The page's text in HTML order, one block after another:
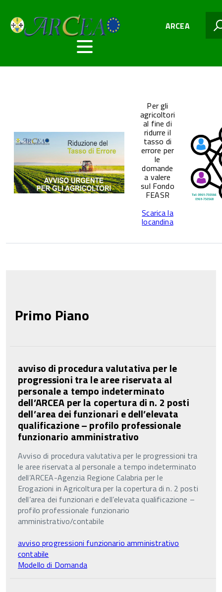
ARCEA
Per gli
agricoltori
al fine di
ridurre il
tasso di
errore per
le
domande
a valere
sul Fondo
FEASR
Scarica la
locandina
Primo Piano
avviso di procedura valutativa per le
progressioni tra le aree riservata al
personale a tempo indeterminato
dell’ARCEA per la copertura di n. 2 posti
dell’area dei funzionari e dell’elevata
qualificazione – profilo professionale
funzionario amministrativo
Avviso di procedura valutativa per le progressioni tra
le aree riservata al personale a tempo indeterminato
dell’ARCEA-Agenzia Regione Calabria per le
Erogazioni in Agricoltura per la copertura di n. 2 posti
dell’area dei funzionari e dell’elevata qualificazione –
profilo professionale funzionario
amministrativo/contabile
avviso progressioni funzionario amministrativo
contabile
Modello di Domanda